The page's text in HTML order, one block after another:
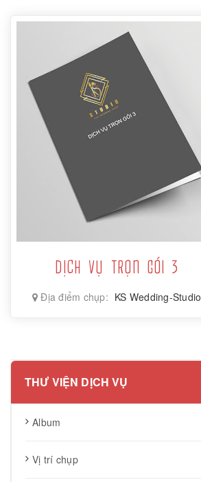
DỊCH VỤ TRỌN GÓI 3
Địa điểm chụp: KS Wedding-Studio
THƯ VIỆN DỊCH VỤ
Album
Vị trí chụp